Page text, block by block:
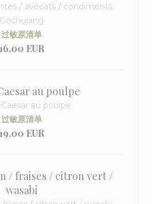
/ avocats / condiments
Gochujang
过敏原清单
16,00 EUR
au poulpe
au poulpe
过敏原清单
19,00 EUR
/ fraises / citron vert /
wasabi